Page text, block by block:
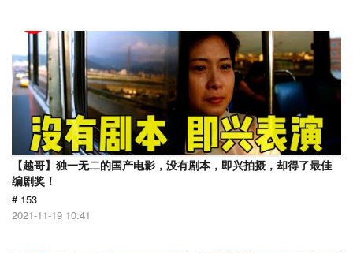
【越哥】独一无二的国产电影，没有剧本，即兴拍摄，却得了最佳
编剧奖！
# 153
2021-11-19 10:41